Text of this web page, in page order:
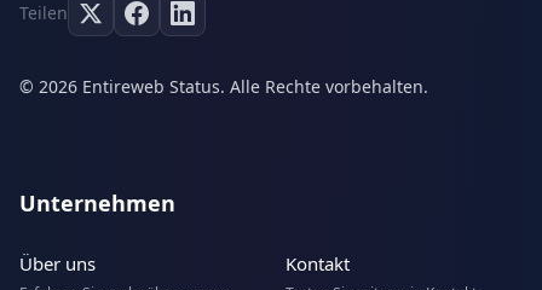
Teilen
© 2026 Entireweb Status. Alle Rechte vorbehalten.
Unternehmen
Über uns Kontakt